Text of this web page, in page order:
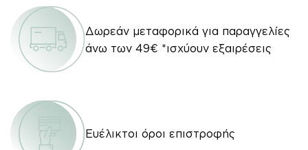
Δωρεάν μεταφορικά για παραγγελίες
άνω των 49€ *ισχύουν εξαιρέσεις
Ευέλικτοι όροι επιστροφής